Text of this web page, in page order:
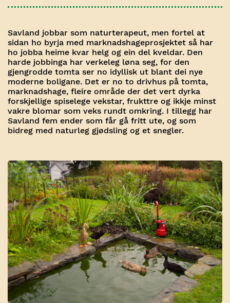
Savland jobbar som naturterapeut, men fortel at
sidan ho byrja med marknadshageprosjektet så har
ho jobba heime kvar helg og ein del kveldar. Den
harde jobbinga har verkeleg løna seg, for den
gjengrodde tomta ser no idyllisk ut blant dei nye
moderne boligane. Det er no to drivhus på tomta,
marknadshage, fleire område der det vert dyrka
forskjellige spiselege vekstar, frukttre og ikkje minst
vakre blomar som veks rundt omkring. I tillegg har
Savland fem ender som får gå fritt ute, og som
bidreg med naturleg gjødsling og et snegler.